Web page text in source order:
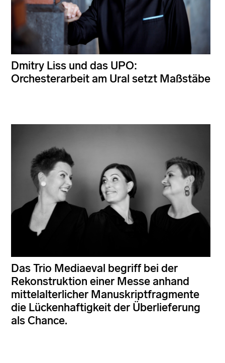
Dmitry Liss und das UPO:
Orchesterarbeit am Ural setzt Maßstäbe
Das Trio Mediaeval begriff bei der
Rekonstruktion einer Messe anhand
mittelalterlicher Manuskriptfragmente
die Lückenhaftigkeit der Überlieferung
als Chance.